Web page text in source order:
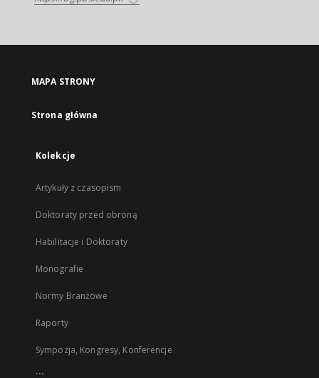
MAPA STRONY
Strona główna
Kolekcje
Artykuły z czasopism
Doktoraty przed obroną
Habilitacje i Doktoraty
Monografie
Normy Branżowe
Raporty
Sympozja, Kongresy, Konferencje
...